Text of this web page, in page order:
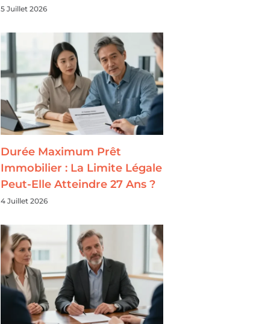
5 Juillet 2026
Durée Maximum Prêt
Immobilier : La Limite Légale
Peut-Elle Atteindre 27 Ans ?
4 Juillet 2026